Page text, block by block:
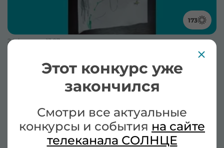
173
24 февраля, 13:27
1535 просмотров 150 комментариев
Этот конкурс уже
закончился
Смотри все актуальные
конкурсы и события на сайте
телеканала СОЛНЦЕ